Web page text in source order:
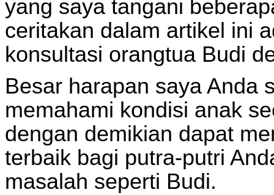
yang saya tangani
ceritakan dalam artikel ini
konsultasi orangtua Budi
Besar harapan saya Anda
memahami kondisi anak
dengan demikian dapat
terbaik bagi putra-putri
masalah seperti Budi.